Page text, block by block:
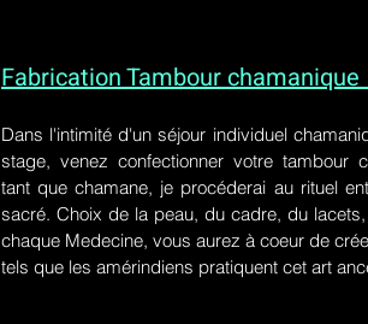
Fabrication Tambour
Dans l'intimité d'unséjour individuel
stage, venez confectionner votre tambour
tant que chamane, je procéderai au rituel
sacré. Choix de la peau, du cadre, du
chaque Medecine, vous aurez à coeur de
tels que les amérindiens pratiquent cet art